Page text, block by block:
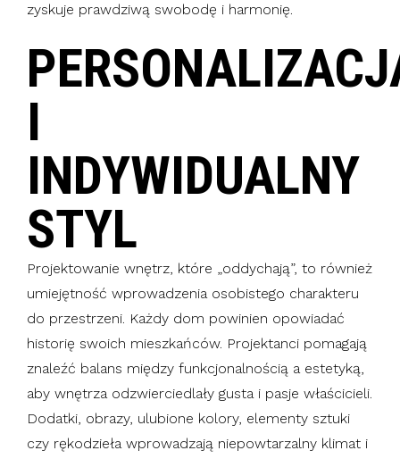
zyskuje prawdziwą swobodę i harmonię.
I
INDYWIDUALNY
STYL
Projektowanie wnętrz, które „oddychają”, to również
umiejętność wprowadzenia osobistego charakteru
do przestrzeni. Każdy dom powinien opowiadać
historię swoich mieszkańców. Projektanci pomagają
znaleźć balans między funkcjonalnością a estetyką,
aby wnętrza odzwierciedlały gusta i pasje właścicieli.
Dodatki, obrazy, ulubione kolory, elementy sztuki
czy rękodzieła wprowadzają niepowtarzalny klimat i